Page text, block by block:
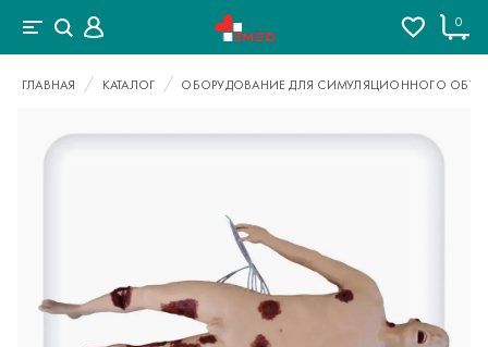
0
ГЛАВНАЯ КАТАЛОГ ОБОРУДОВАНИЕ ДЛЯ СИМУЛЯЦИОННОГО